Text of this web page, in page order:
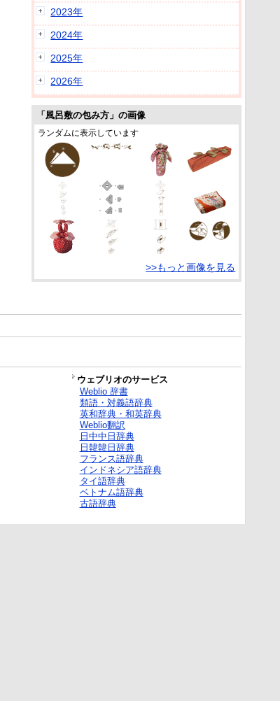
2023年
2024年
2025年
2026年
「風呂敷の包み方」の画像
ランダムに表示しています
>>もっと画像を見る
ウェブリオのサービス
Weblio 辞書
類語・対義語辞典
英和辞典・和英辞典
Weblio翻訳
日中中日辞典
日韓韓日辞典
フランス語辞典
インドネシア語辞典
タイ語辞典
ベトナム語辞典
古語辞典